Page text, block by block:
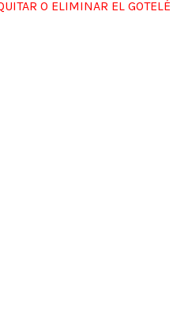
O ELIMINAR EL